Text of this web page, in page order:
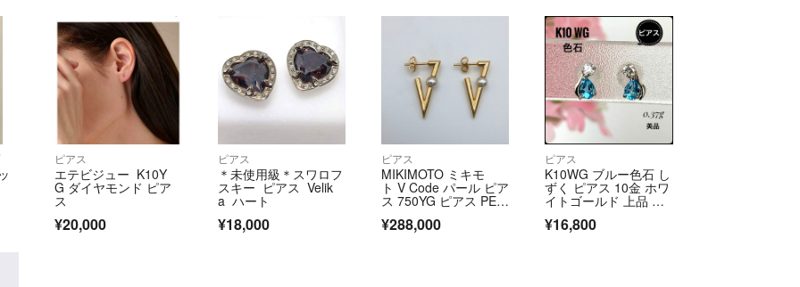
ピアス
エテビジュー K10Y
G ダイヤモンド ピア
ス
¥20,000
ピアス
＊未使用級＊スワロフ
スキー ピアス Velik
a ハート
¥18,000
ピアス
MIKIMOTO ミキモ
ト V Code パール ピア
ス 750YG ピアス PE-1
779PK K18イエローゴ
ールド イエローゴー
¥288,000
ピアス
K10WG ブルー色石 し
ずく ピアス 10金 ホワ
イトゴールド 上品 美
品
¥16,800